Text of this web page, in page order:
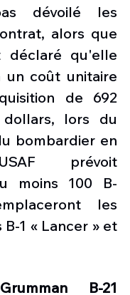
dévoilé les
alors que
déclaré qu'elle
un coût unitaire
de 692
lors du
bombardier en
prévoit
moins 100 B-
les
1 « Lancer » et
B-21